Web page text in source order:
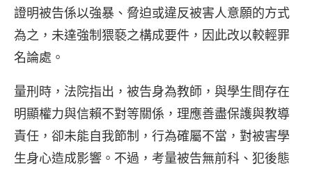
證明被告係以強暴、脅迫或違反被害人意願的方式
為之，未達強制猥褻之構成要件，因此改以較輕罪
名論處。
量刑時，法院指出，被告身為教師，與學生間存在
明顯權力與信賴不對等關係，理應善盡保護與教導
責任，卻未能自我節制，行為確屬不當，對被害學
生身心造成影響。不過，考量被告無前科、犯後態